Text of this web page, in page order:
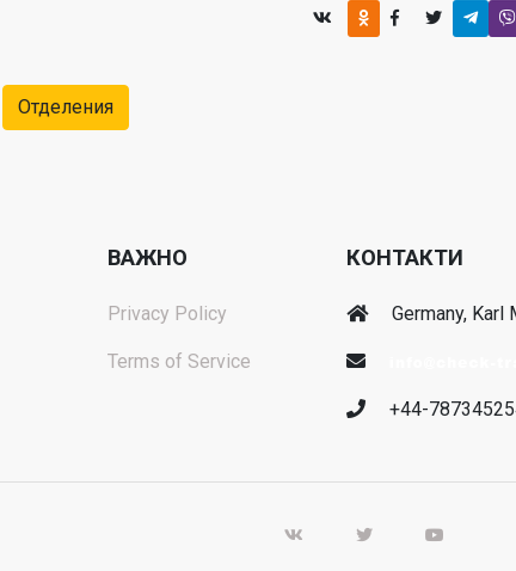
Отделения
ВАЖНО
Privacy Policy
Terms of Service
КОНТАКТИ
Germany, Karl
+44-